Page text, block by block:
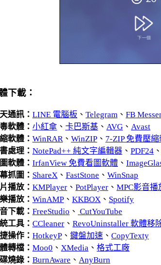
下載：
通訊： LINE 電腦板 、 Telegram、 FB
軟體： 小紅傘 、 卡巴斯基、 AVG、 Avast
軟體： WinRAR、 WinZIP、 7-ZIP 免費壓
處理： NotePad++ 純文字編輯器、 PDF24、
軟體： IrfanView 免費看圖軟體、
抓圖： ShareX、 FastStone 、 WinSnap
播放： KMPlayer、 PotPlayer、 MPC影音播
播放： WinAMP、 KKBOX、 Spotify
下載： FreeStudio 、 CutYouTube
工具： CCleaner、 RevoUninstaller 軟體移
操作： HotkeyP、 鍵盤加速、 CopyTexty
轉檔： Moo0 、 XMedia、 格式工廠
燒錄： BurnAware 、 AnyBurn